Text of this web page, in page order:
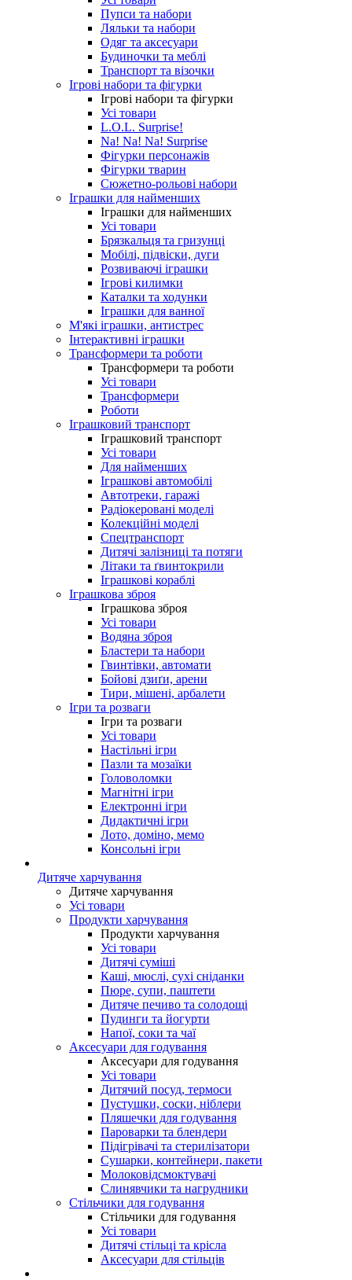
Пупси та набори
Ляльки та набори
Одяг та аксесуари
Будиночки та меблі
Транспорт та візочки
Ігрові набори та фігурки
Ігрові набори та фігурки
Усі товари
L.O.L. Surprise!
Na! Na! Na! Surprise
Фігурки персонажів
Фігурки тварин
Сюжетно-рольові набори
Іграшки для найменших
Іграшки для найменших
Усі товари
Брязкальця та гризунці
Мобілі, підвіски, дуги
Розвиваючі іграшки
Ігрові килимки
Каталки та ходунки
Іграшки для ванної
М'які іграшки, антистрес
Інтерактивні іграшки
Трансформери та роботи
Трансформери та роботи
Усі товари
Трансформери
Роботи
Іграшковий транспорт
Іграшковий транспорт
Усі товари
Для найменших
Іграшкові автомобілі
Автотреки, гаражі
Радіокеровані моделі
Колекційні моделі
Спецтранспорт
Дитячі залізниці та потяги
Літаки та ґвинтокрили
Іграшкові кораблі
Іграшкова зброя
Іграшкова зброя
Усі товари
Водяна зброя
Бластери та набори
Гвинтівки, автомати
Бойові дзиґи, арени
Тири, мішені, арбалети
Ігри та розваги
Ігри та розваги
Усі товари
Настільні ігри
Пазли та мозаїки
Головоломки
Магнітні ігри
Електронні ігри
Дидактичні ігри
Лото, доміно, мемо
Консольні ігри
Дитяче харчування
Дитяче харчування
Усі товари
Продукти харчування
Продукти харчування
Усі товари
Дитячі суміші
Каші, мюслі, сухі сніданки
Пюре, супи, паштети
Дитяче печиво та солодощі
Пудинги та йогурти
Напої, соки та чаї
Аксесуари для годування
Аксесуари для годування
Усі товари
Дитячий посуд, термоси
Пустушки, соски, ніблери
Пляшечки для годування
Пароварки та блендери
Підігрівачі та стерилізатори
Сушарки, контейнери, пакети
Молоковідсмоктувачі
Слинявчики та нагрудники
Стільчики для годування
Стільчики для годування
Усі товари
Дитячі стільці та крісла
Аксесуари для стільців